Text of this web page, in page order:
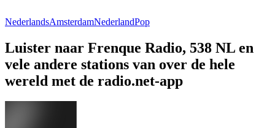
NederlandsAmsterdamNederlandPop
Luister naar Frenque Radio, 538 NL en
vele andere stations van over de hele
wereld met de radio.net-app